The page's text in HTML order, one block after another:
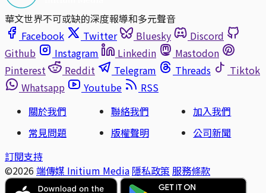
華文世界不可或缺的深度報導和多元聲音
Facebook
Twitter Bluesky
Discord
Github
Instagram Linkedin
Mastodon
Pinterest
Reddit Telegram Threads
Tiktok
Whatsapp
Youtube
RSS
關於我們
聯絡我們
加入我們
常見問題
版權聲明
公司新聞
訂閱支持
©2026 端傳媒 Initium Media 隱私政策 服務條款